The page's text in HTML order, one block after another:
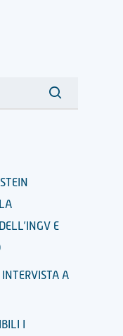
E
INTERVISTA A
I